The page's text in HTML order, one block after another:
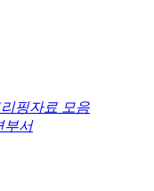
핑자료 모음
부서